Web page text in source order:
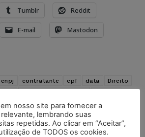
Tumblr Reddit
E-mail Mastodon
cnpj contratante cpf data
Direito
propriedade intelectual remuneração
Próximo artigo
nosso site para fornecer a
lembrando suas
repetidas. Ao clicar em “Aceitar”,
de TODOS os cookies.